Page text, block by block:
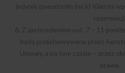
jedynie pseudonim (nick) Klienta
rezerwacji.
6. Z zastrzeżeniem ust. 7 – 11
będą przechowywane przez
Umowy, a po tym czasie – przez
prawa.